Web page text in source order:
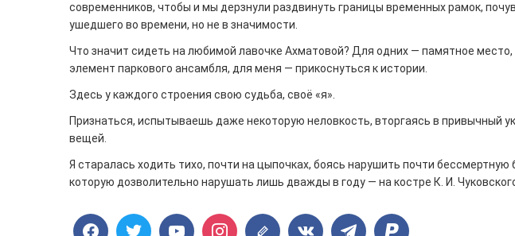
современников, чтобы и мы дерзнули раздвинуть границы временных рамок,
ушедшего во времени, но не в значимости.
Что значит сидеть на любимой лавочке Ахматовой? Для одних — памятное
элемент паркового ансамбля, для меня — прикоснуться к истории.
Здесь у каждого строения свою судьба, своё «я».
Признаться, испытываешь даже некоторую неловкость, вторгаясь в привычный
вещей.
Я старалась ходить тихо, почти на цыпочках, боясь нарушить почти бессмертную
которую дозволительно нарушать лишь дважды в году — на костре К. И.